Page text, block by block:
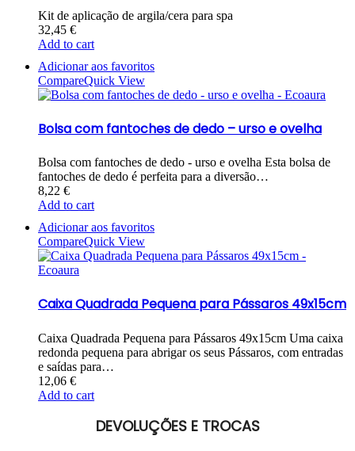
Kit de aplicação de argila/cera para spa
32,45 €
Add to cart
Adicionar aos favoritos
CompareQuick View
Bolsa com fantoches de dedo – urso e ovelha
Bolsa com fantoches de dedo - urso e ovelha Esta bolsa de
fantoches de dedo é perfeita para a diversão…
8,22 €
Add to cart
Adicionar aos favoritos
CompareQuick View
Caixa Quadrada Pequena para Pássaros 49x15cm
Caixa Quadrada Pequena para Pássaros 49x15cm Uma caixa
redonda pequena para abrigar os seus Pássaros, com entradas
e saídas para…
12,06 €
Add to cart
DEVOLUÇÕES E TROCAS